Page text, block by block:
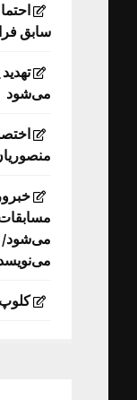
سابق
می‌شود
می‌شود/